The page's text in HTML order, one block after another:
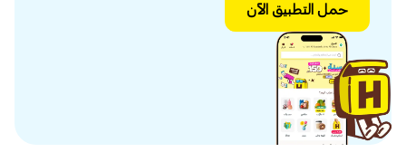
حمل التطبيق الآن